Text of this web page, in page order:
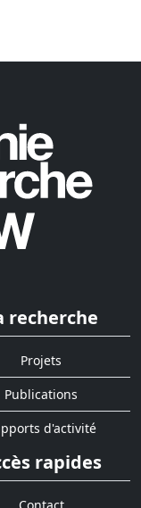
recherche
Projets
Publications
d'activité
rapides
Contact